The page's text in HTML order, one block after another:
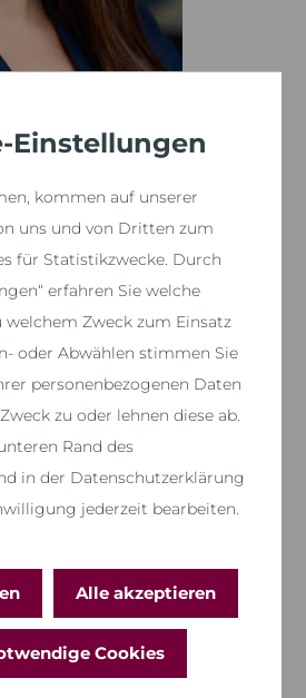
Einstellungen
kommen auf unserer
uns und von Dritten zum
für Statistikzwecke. Durch
erfahren Sie welche
welchem Zweck zum Einsatz
oder Abwählen stimmen Sie
personenbezogenen Daten
zu oder lehnen diese ab.
Rand des
in der Datenschutzerklärung
jederzeit bearbeiten.
Alle akzeptieren
Cookies
traumhaus.de